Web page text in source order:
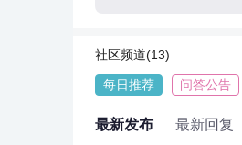
社区频道(13)
每日推荐 问答公告
最新发布 最新回复